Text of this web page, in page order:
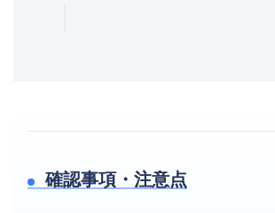
確認事項・注意点